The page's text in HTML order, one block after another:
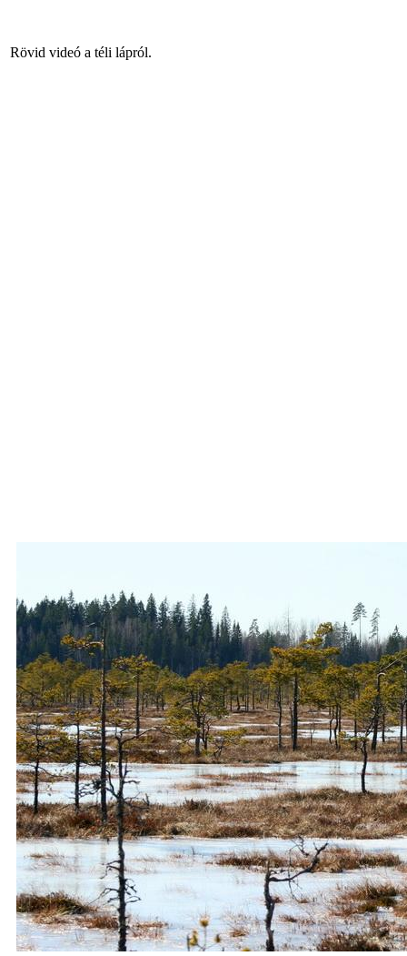
Rövid videó a téli lápról.